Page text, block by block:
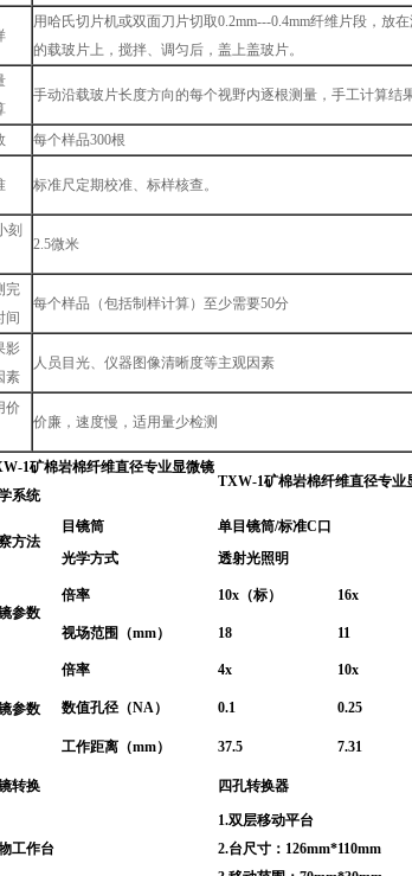
用哈氏切片机或双面刀片切取0.2mm---0.4mm纤维片段，放
的载玻片上，搅拌、调匀后，盖上盖玻片。
手动沿载玻片长度方向的每个视野内逐根测量，手工计算结果
每个样品300根
标准尺定期校准、标样核查。
刻
2.5微米
完
间
每个样品（包括制样计算）至少需要50分
影
素
人员目光、仪器图像清晰度等主观因素
价
价廉，速度慢，适用量少检测
1矿棉岩棉纤维直径专业显微镜
系统
TXW-1矿棉岩棉纤维直径专业
方法
目镜筒 单目镜筒/标准C 口
光学方式
透射光照明
参数
倍率 10x （标） 16x
视场范围（mm） 18 11
参数
倍率 4x 10x
数值孔径（NA） 0.1 0.25
工作距离（mm） 37.5 7.31
转换 四孔转换器
工作台
1.双层移动平台
2.台尺寸： 126mm*110mm